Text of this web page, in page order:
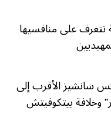
تتعرف على منافسيها
سانشيز الأقرب إلى
وخلافة بيتكوفيتش